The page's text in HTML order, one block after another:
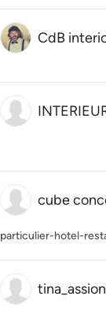
CdB
cube
particulier-hotel-
tina_assion